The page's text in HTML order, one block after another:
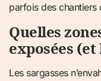
parfois des chantiers
Quelles
exposées
Les sargasses